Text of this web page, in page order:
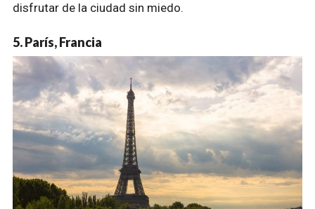
disfrutar de la ciudad sin miedo.
5. París, Francia